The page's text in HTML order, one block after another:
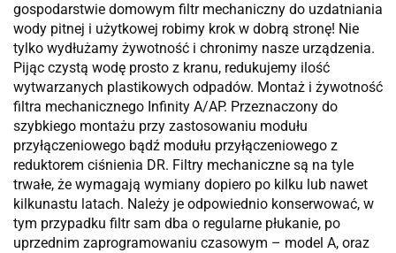
gospodarstwie domowym filtr mechaniczny do uzdatniania
wody pitnej i użytkowej robimy krok w dobrą stronę! Nie
tylko wydłużamy żywotność i chronimy nasze urządzenia.
Pijąc czystą wodę prosto z kranu, redukujemy ilość
wytwarzanych plastikowych odpadów. Montaż i żywotność
filtra mechanicznego Infinity A/AP. Przeznaczony do
szybkiego montażu przy zastosowaniu modułu
przyłączeniowego bądź modułu przyłączeniowego z
reduktorem ciśnienia DR. Filtry mechaniczne są na tyle
trwałe, że wymagają wymiany dopiero po kilku lub nawet
kilkunastu latach. Należy je odpowiednio konserwować, w
tym przypadku filtr sam dba o regularne płukanie, po
uprzednim zaprogramowaniu czasowym – model A, oraz